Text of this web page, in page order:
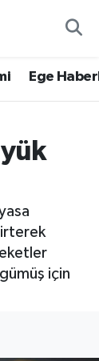
Ege
için